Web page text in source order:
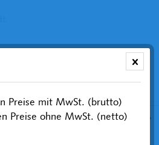
und Beratung unter:
Preise mit MwSt. (brutto)
Preise ohne MwSt. (netto)